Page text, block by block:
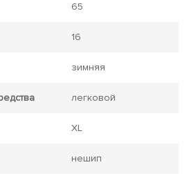
65
16
зимняя
легковой
XL
нешип